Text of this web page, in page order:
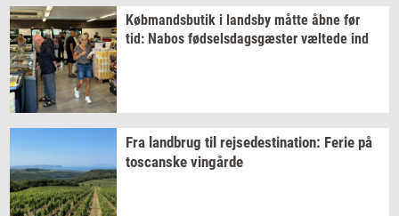
Køb­mands­bu­tik i lands­by måtte åbne før
tid: Nabos fød­sels­dags­gæ­ster væl­te­de ind
Fra land­brug til rej­se­desti­na­tion: Ferie på
toscan­ske vin­går­de